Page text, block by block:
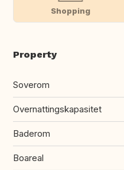
Shopping
Property
Soverom
Overnattingskapasitet
Baderom
Boareal